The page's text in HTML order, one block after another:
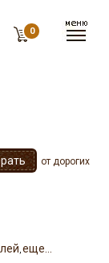
0
от дорогих
,еще...